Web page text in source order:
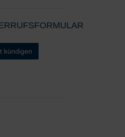
kündigen